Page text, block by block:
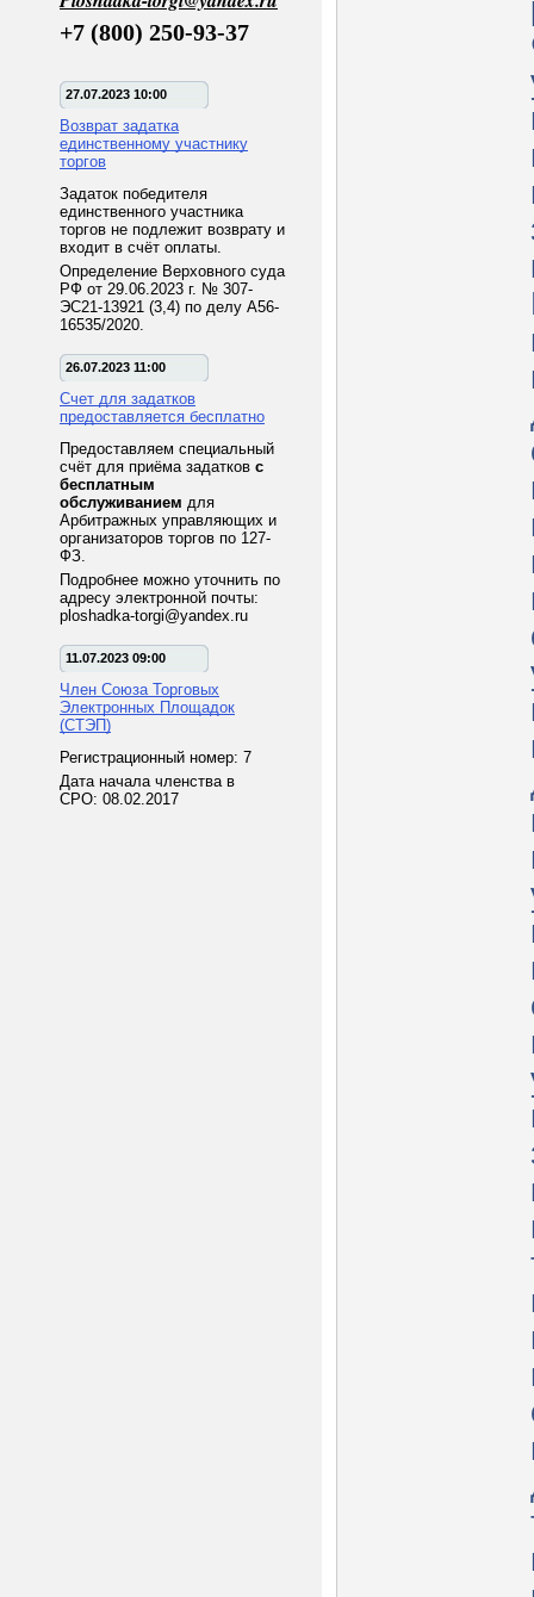
+7 (800) 250-93-37
27.07.2023 10:00
Возврат задатка
единственному участнику
торгов
Задаток победителя
единственного участника
торгов не подлежит возврату и
входит в счёт оплаты.
Определение Верховного суда
РФ от 29.06.2023 г. № 307-
ЭС21-13921 (3,4) по делу А56-
16535/2020.
26.07.2023 11:00
Счет для задатков
предоставляется бесплатно
Предоставляем специальный
счёт для приёма задатков с
бесплатным
обслуживанием для
Арбитражных управляющих и
организаторов торгов по 127-
ФЗ.
Подробнее можно уточнить по
адресу электронной почты:
ploshadka-torgi@yandex.ru
11.07.2023 09:00
Член Союза Торговых
Электронных Площадок
(СТЭП)
Регистрационный номер: 7
Дата начала членства в
СРО: 08.02.2017